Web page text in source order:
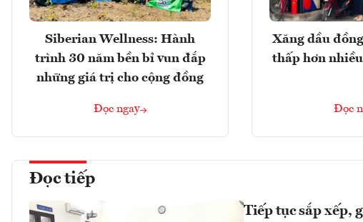
Siberian Wellness: Hành
trình 30 năm bền bỉ vun đắp
những giá trị cho cộng đồng
Đọc ngay
Xăng dầu
thấp hơn
Đọc
Đọc tiếp
Tiếp tục sắp xếp,